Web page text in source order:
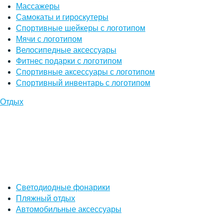
Массажеры
Самокаты и гироскутеры
Спортивные шейкеры с логотипом
Мячи с логотипом
Велосипедные аксессуары
Фитнес подарки с логотипом
Спортивные аксессуары с логотипом
Спортивный инвентарь с логотипом
Отдых
Светодиодные фонарики
Пляжный отдых
Автомобильные аксессуары